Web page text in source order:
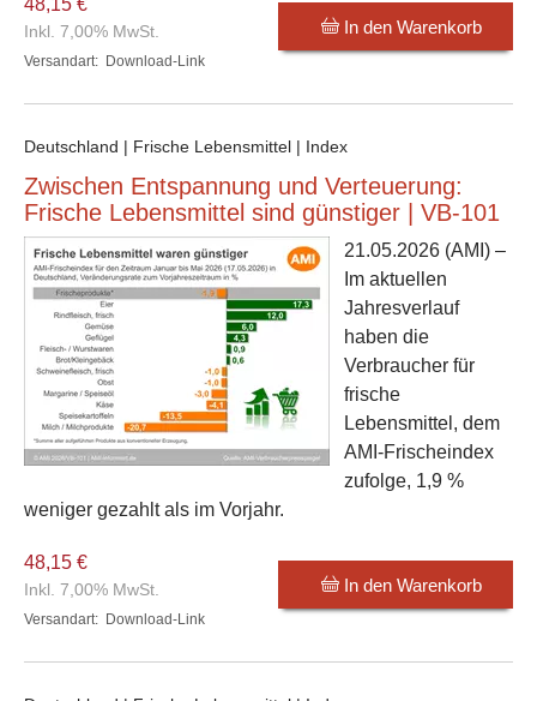
48,15 €
Inkl. 7,00% MwSt.
Versandart: Download-Link
In den Warenkorb
Deutschland | Frische Lebensmittel | Index
Zwischen Entspannung und Verteuerung:
Frische Lebensmittel sind günstiger | VB-101
21.05.2026 (AMI) –
Im aktuellen
Jahresverlauf
haben die
Verbraucher für
frische
Lebensmittel, dem
AMI-Frischeindex
zufolge, 1,9 %
weniger gezahlt als im Vorjahr.
48,15 €
Inkl. 7,00% MwSt.
Versandart: Download-Link
In den Warenkorb